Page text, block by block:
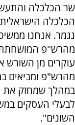
שר הכלכלה
הכלכלה
נגמר. אנחנו
מהרש"פ המושחתת.
עוקרים מן השורש
מהרש"פ ומביאים
במהלך שמחזק את
לבעלי העסקים
השונים".